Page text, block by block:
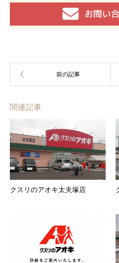
関連記事
クスリのアオキ太夫塚店